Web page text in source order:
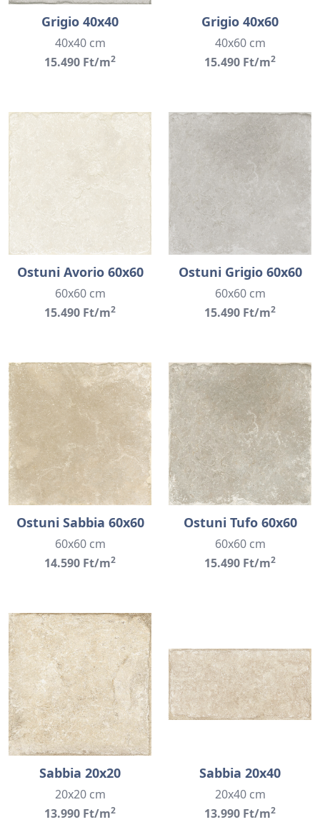
Grigio 40x40
40x40 cm
15.490 Ft/m2
Grigio 40x60
40x60 cm
15.490 Ft/m2
Ostuni Avorio 60x60
60x60 cm
15.490 Ft/m2
Ostuni Grigio 60x60
60x60 cm
15.490 Ft/m2
Ostuni Sabbia 60x60
60x60 cm
14.590 Ft/m2
Ostuni Tufo 60x60
60x60 cm
15.490 Ft/m2
Sabbia 20x20
20x20 cm
13.990 Ft/m2
Sabbia 20x40
20x40 cm
13.990 Ft/m2